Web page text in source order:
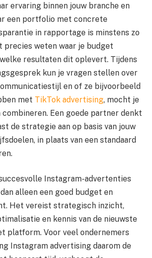
ervaring binnen jouw branche en
een portfolio met concrete
in rapportage is minstens zo
precies weten waar je budget
resultaten dit oplevert. Tijdens
kun je vragen stellen over
en of ze bijvoorbeeld
met TikTok advertising, mocht je
Een goede partner denkt
de strategie aan op basis van jouw
in plaats van een standaard
Instagram-advertenties
alleen een goed budget en
Het vereist strategisch inzicht,
en kennis van de nieuwste
platform. Voor veel ondernemers
Instagram advertising daarom de